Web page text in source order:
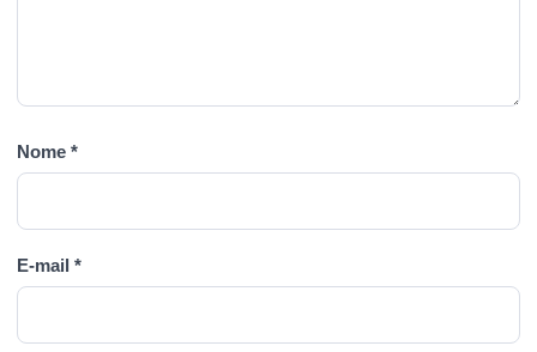
Nome *
E-mail *